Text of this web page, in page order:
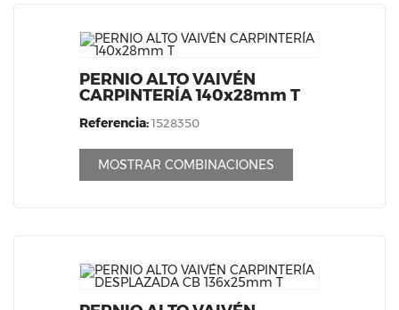
PERNIO ALTO VAIVÉN
CARPINTERÍA 140x28mm T
Referencia:1528350
MOSTRAR COMBINACIONES